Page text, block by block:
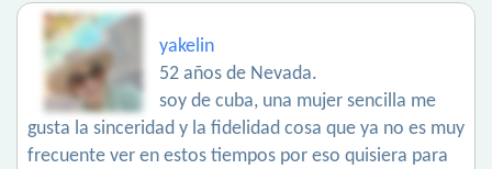
yakelin
52 años de Nevada.
soy de cuba, una mujer sencilla me
gusta la sinceridad y la fidelidad cosa que ya no es muy
frecuente ver en estos tiempos por eso quisiera para